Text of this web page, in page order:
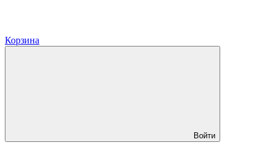
Корзина
Войти